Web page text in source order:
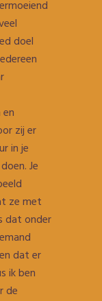
doel
zij er
in je
Je
ze met
dat onder
dat er
ik ben
de